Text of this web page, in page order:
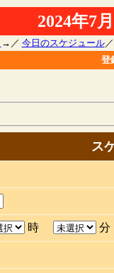
2024年7
→／ 今日のスケジュール／
登
ス
時 分